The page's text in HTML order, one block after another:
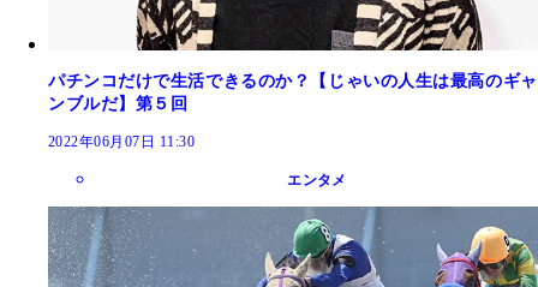
パチンコだけで生活できるのか？【じゃいの人生は最高のギャ
ンブルだ】第５回
2022年06月07日 11:30
エンタメ